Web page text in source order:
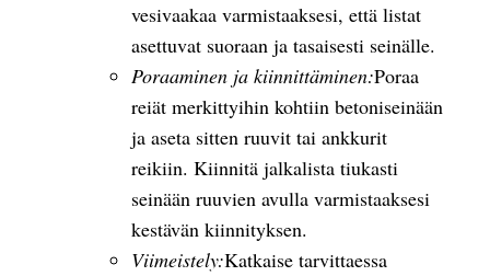
vesivaakaa varmistaaksesi, että listat
asettuvat suoraan ja tasaisesti seinälle.
Poraaminen ja kiinnittäminen:Poraa
reiät merkittyihin kohtiin betoniseinään
ja aseta sitten ruuvit tai ankkurit
reikiin. Kiinnitä jalkalista tiukasti
seinään ruuvien avulla varmistaaksesi
kestävän kiinnityksen.
Viimeistely:Katkaise tarvittaessa